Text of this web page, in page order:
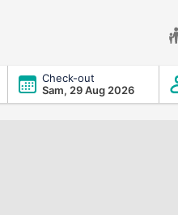
Check-out
Sam, 29 Aug 2026